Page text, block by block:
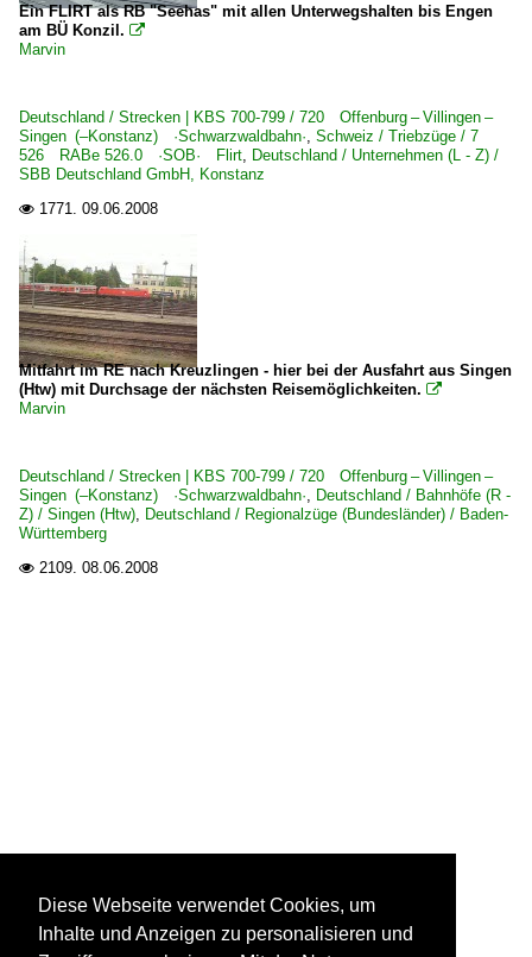
Ein FLIRT als RB "Seehas" mit allen Unterwegshalten bis Engen
am BÜ Konzil. 
Marvin
Deutschland / Strecken | KBS 700-799 / 720 Offenburg – Villingen –
Singen (–Konstanz) ·Schwarzwaldbahn·, Schweiz / Triebzüge / 7
526 RABe 526.0 ·SOB· Flirt, Deutschland / Unternehmen (L - Z) /
SBB Deutschland GmbH, Konstanz
 1771. 09.06.2008
Mitfahrt im RE nach Kreuzlingen - hier bei der Ausfahrt aus Singen
(Htw) mit Durchsage der nächsten Reisemöglichkeiten. 
Marvin
Deutschland / Strecken | KBS 700-799 / 720 Offenburg – Villingen –
Singen (–Konstanz) ·Schwarzwaldbahn·, Deutschland / Bahnhöfe (R -
Z) / Singen (Htw), Deutschland / Regionalzüge (Bundesländer) / Baden-
Württemberg
 2109. 08.06.2008
Diese Webseite verwendet Cookies, um
Inhalte und Anzeigen zu personalisieren und